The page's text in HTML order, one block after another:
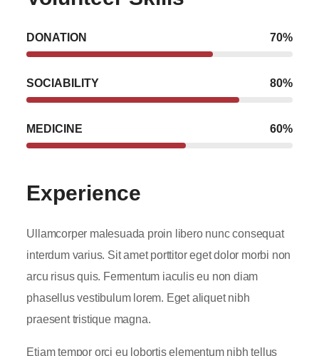
DONATION 70%
SOCIABILITY 80%
MEDICINE 60%
Experience
Ullamcorper malesuada proin libero nunc consequat
interdum varius. Sit amet porttitor eget dolor morbi non
arcu risus quis. Fermentum iaculis eu non diam
phasellus vestibulum lorem. Eget aliquet nibh
praesent tristique magna.
Etiam tempor orci eu lobortis elementum nibh tellus